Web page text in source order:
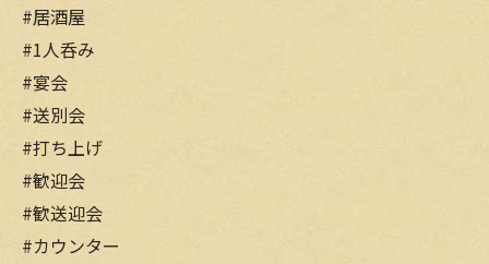
#居酒屋
#1人呑み
#宴会
#送別会
#打ち上げ
#歓迎会
#歓送迎会
#カウンター